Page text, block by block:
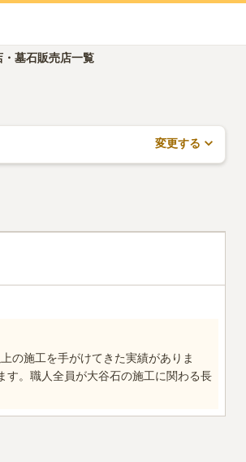
墓石販売店一覧
変更する
の施工を手がけてきた実績がありま
す。職人全員が大谷石の施工に関わる長